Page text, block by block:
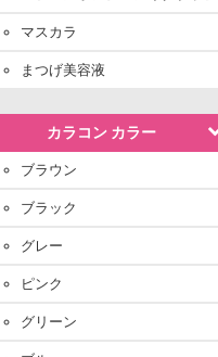
マスカラ
まつげ美容液
カラコン カラー
ブラウン
ブラック
グレー
ピンク
グリーン